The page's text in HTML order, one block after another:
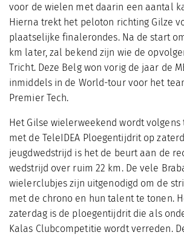
voor de wielen met daarin een aantal
Hierna trekt het peloton richting Gilze
plaatselijke finalerondes. Na de start
km later, zal bekend zijn wie de
Tricht. Deze Belg won vorig de jaar de
inmiddels in de World-tour voor het
Premier Tech.
Het Gilse wielerweekend wordt volgens
met de TeleIDEA Ploegentijdrit op
jeugdwedstrijd is het de beurt aan de
wedstrijd over ruim 22 km. De vele
wielerclubjes zijn uitgenodigd om de
met de chrono en hun talent te tonen.
zaterdag is de ploegentijdrit die als
Kalas Clubcompetitie wordt verreden.